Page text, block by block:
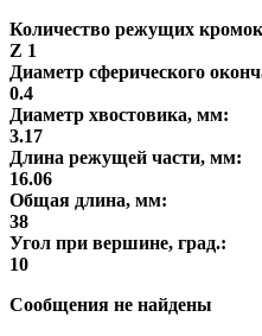
Количество режущих
Z 1
Диаметр сферического
0.4
Диаметр хвостовика, мм:
3.17
Длина режущей части, мм:
16.06
Общая длина, мм:
38
Угол при вершине, град.:
10
Сообщения не найдены